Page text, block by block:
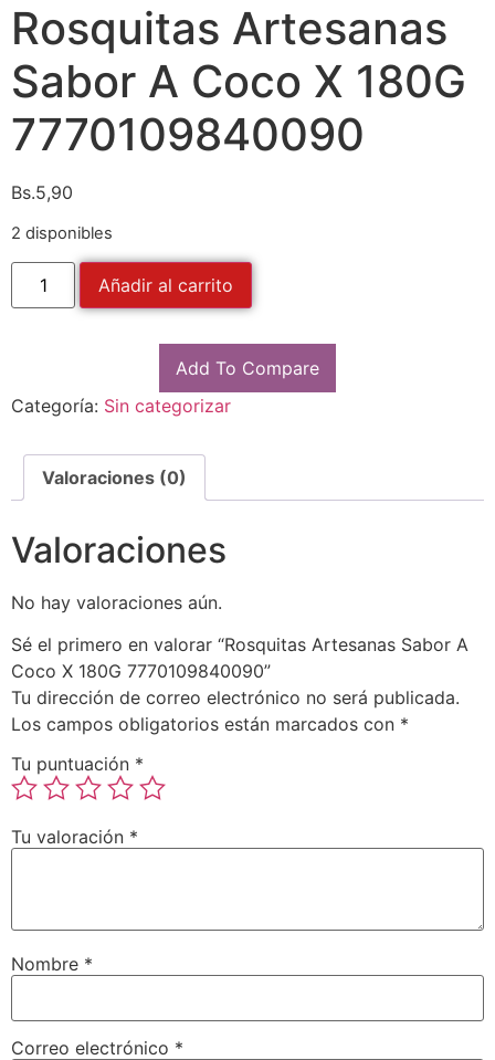
Rosquitas Artesanas
Sabor A Coco X 180G
7770109840090
Bs.5,90
2 disponibles
Añadir al carrito
Add To Compare
Categoría: Sin categorizar
Valoraciones (0)
Valoraciones
No hay valoraciones aún.
Sé el primero en valorar “Rosquitas Artesanas Sabor A
Coco X 180G 7770109840090”
Tu dirección de correo electrónico no será publicada.
Los campos obligatorios están marcados con *
Tu puntuación *
Tu valoración *
Nombre *
Correo electrónico *